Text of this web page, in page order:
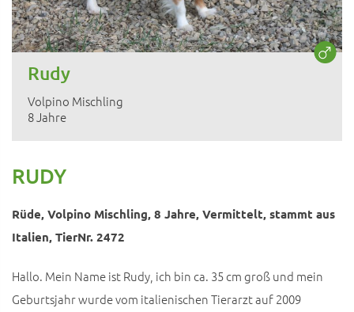
Rudy
Volpino Mischling
8 Jahre
RUDY
Rüde, Volpino Mischling, 8 Jahre, Vermittelt, stammt aus
Italien, TierNr. 2472
Hallo. Mein Name ist Rudy, ich bin ca. 35 cm groß und mein
Geburtsjahr wurde vom italienischen Tierarzt auf 2009